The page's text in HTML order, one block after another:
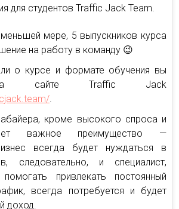
для студентов Traffic Jack Team.
мере, 5 выпускников курса
на работу в команду 😉
о курсе и формате обучения вы
сайте Traffic Jack
кроме высокого спроса и
важное преимущество —
всегда будет нуждаться в
следовательно, и специалист,
привлекать постоянный
всегда потребуется и будет
доход.